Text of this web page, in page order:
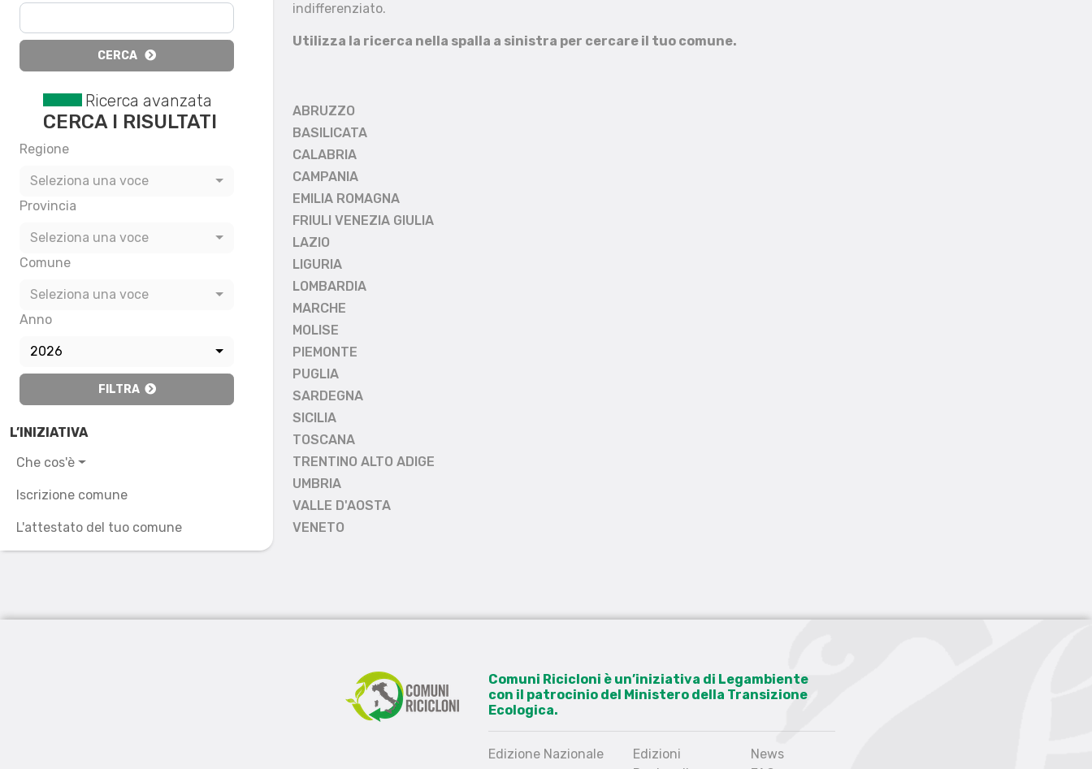
CERCA
Ricerca avanzata
CERCA I RISULTATI
Regione
Seleziona una voce
Provincia
Seleziona una voce
Comune
Seleziona una voce
Anno
2026
FILTRA
L’INIZIATIVA
Che cos'è
Iscrizione comune
L'attestato del tuo comune
indifferenziato.
Utilizza la ricerca nella spalla a sinistra per cercare il tuo comune.
ABRUZZO
BASILICATA
CALABRIA
CAMPANIA
EMILIA ROMAGNA
FRIULI VENEZIA GIULIA
LAZIO
LIGURIA
LOMBARDIA
MARCHE
MOLISE
PIEMONTE
PUGLIA
SARDEGNA
SICILIA
TOSCANA
TRENTINO ALTO ADIGE
UMBRIA
VALLE D'AOSTA
VENETO
Comuni Ricicloni è un’iniziativa di Legambiente
con il patrocinio del Ministero della Transizione
Ecologica.
Edizione Nazionale
Edizioni
News